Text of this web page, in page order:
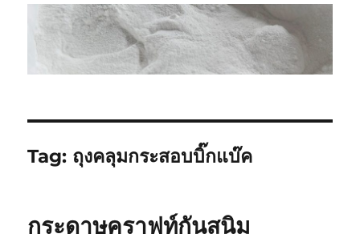
Tag: ถุงคลุมกระสอบบิ๊กแบ๊ค
กระดาษคราฟท์กันสนิม